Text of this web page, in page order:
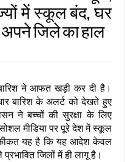
में स्कूल बंद, घर
जिले का हाल
ने आफत खड़ी कर दी है।
बारिश के अलर्ट को देखते हुए
ने बच्चों की सुरक्षा के लिए
मीडिया पर पूरे देश में स्कूल
यह है कि यह आदेश केवल
जिलों में ही लागू है।